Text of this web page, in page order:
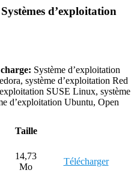
d’exploitation
Système d’exploitation
système d’exploitation Red
SUSE Linux, système
d’exploitation Ubuntu, Open
Taille
14,73
Mo
Télécharger